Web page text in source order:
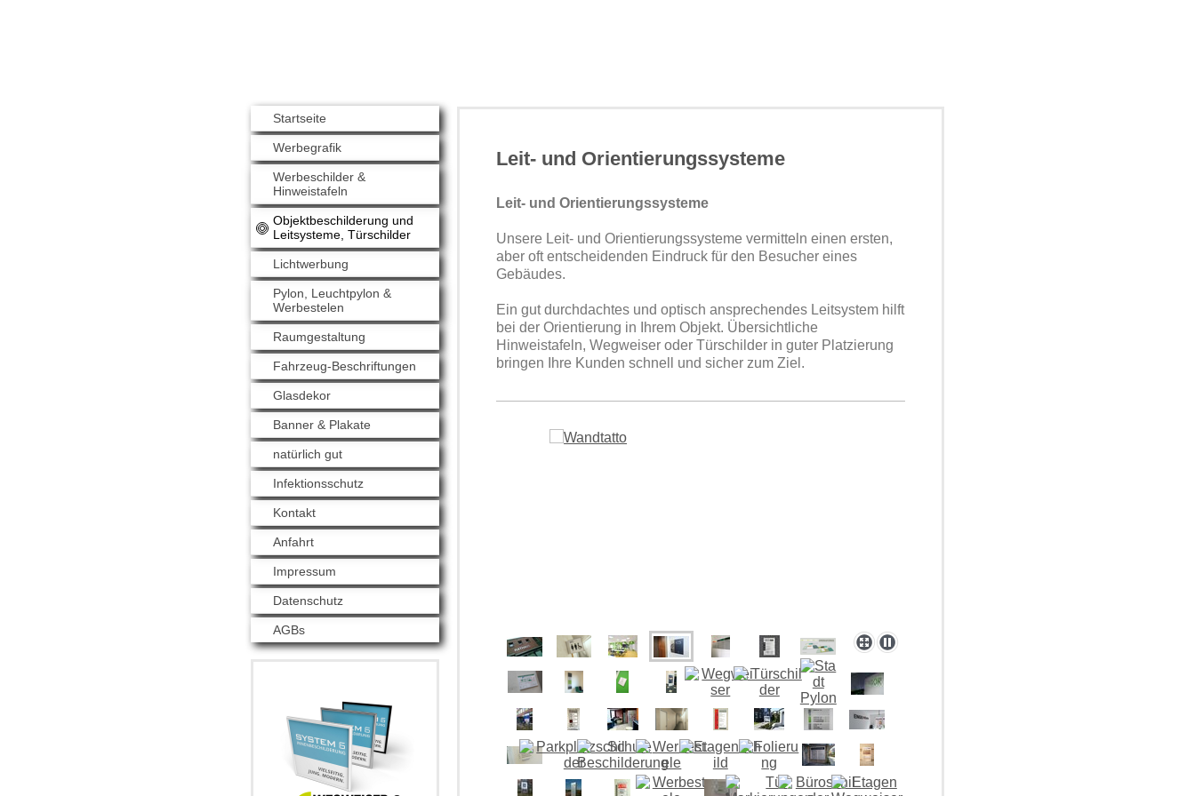
Startseite
Werbegrafik
Werbeschilder &
Hinweistafeln
Objektbeschilderung und
Leitsysteme, Türschilder
Lichtwerbung
Pylon, Leuchtpylon &
Werbestelen
Raumgestaltung
Fahrzeug-Beschriftungen
Glasdekor
Banner & Plakate
natürlich gut
Infektionsschutz
Kontakt
Anfahrt
Impressum
Datenschutz
AGBs
Leit- und Orientierungssysteme
Leit- und Orientierungssysteme
Unsere Leit- und Orientierungssysteme vermitteln einen ersten,
aber oft entscheidenden Eindruck für den Besucher eines
Gebäudes.
Ein gut durchdachtes und optisch ansprechendes Leitsystem hilft
bei der Orientierung in Ihrem Objekt. Übersichtliche
Hinweistafeln, Wegweiser oder Türschilder in guter Platzierung
bringen Ihre Kunden schnell und sicher zum Ziel.